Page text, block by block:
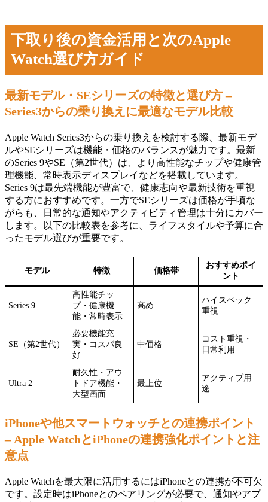
下取り後の資金活用と次のApple
Watch選び方ガイド
最新モデル・SEシリーズの特徴と選び方 –
Series3からの乗り換えに最適なモデル比較
Apple Watch Series3からの乗り換えを検討する際、最新モデ
ルやSEシリーズは機能・価格のバランスが魅力です。最新
のSeries 9やSE（第2世代）は、より高性能なチップや健康管
理機能、常時表示ディスプレイなどを搭載しています。
Series 9は最先端機能が豊富で、健康志向や最新技術を重視
する方におすすめです。一方でSEシリーズは価格が手頃な
がらも、日常的な通知やアクティビティ管理は十分にカバー
します。以下の比較表を参考に、ライフスタイルや予算に合
ったモデル選びが重要です。
モデル 特徴 価格帯
おすすめポイ
ント
Series 9
高性能チッ
プ・健康機
能・常時表示
高め
ハイスペック
重視
SE（第2世代）
必要機能充
実・コスパ良
好
中価格
コスト重視・
日常利用
Ultra 2
耐久性・アウ
トドア機能・
大型画面
最上位
アクティブ用
途
iPhoneや他スマートウォッチとの連携ポイント
– Apple WatchとiPhoneの連携強化ポイントと注
意点
Apple Watchを最大限に活用するにはiPhoneとの連携が不可欠
です。設定時はiPhoneとのペアリングが必要で、通知やアプ